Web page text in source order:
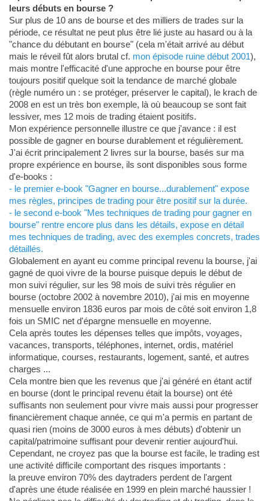
leurs débuts en bourse ?
Sur plus de 10 ans de bourse et des milliers de trades sur la
période, ce résultat ne peut plus être lié juste au hasard ou à la
"chance du débutant en bourse" (cela m'était arrivé au début
mais le réveil fût alors brutal cf. mon épisode ruine début 2001),
mais montre l'efficacité d'une approche en bourse pour être
toujours positif quelque soit la tendance de marché globale
(règle numéro un : se protéger, préserver le capital), le krach de
2008 en est un très bon exemple, là où beaucoup se sont fait
lessiver, mes 12 mois de trading étaient positifs.
Mon expérience personnelle illustre ce que j'avance : il est
possible de gagner en bourse durablement et régulièrement.
J'ai écrit principalement 2 livres sur la bourse, basés sur ma
propre expérience en bourse, ils sont disponibles sous forme
d'e-books :
- le premier e-book "Gagner en bourse...durablement" expose
mes règles, principes de trading pour être positif sur la durée.
- le second e-book "Mes techniques de trading pour gagner en
bourse" rentre encore plus dans les détails, expose en détail
mes techniques de trading, avec des exemples concrets, trades
détaillés.
Globalement en ayant eu comme principal revenu la bourse, j'ai
gagné de quoi vivre de la bourse puisque depuis le début de
mon suivi régulier, sur les 98 mois de suivi très régulier en
bourse (octobre 2002 à novembre 2010), j'ai mis en moyenne
mensuelle environ 1836 euros par mois de côté soit environ 1,8
fois un SMIC net d'épargne mensuelle en moyenne.
Cela après toutes les dépenses telles que impôts, voyages,
vacances, transports, téléphones, internet, ordis, matériel
informatique, courses, restaurants, logement, santé, et autres
charges ...
Cela montre bien que les revenus que j'ai généré en étant actif
en bourse (dont le principal revenu était la bourse) ont été
suffisants non seulement pour vivre mais aussi pour progresser
financièrement chaque année, ce qui m'a permis en partant de
quasi rien (moins de 3000 euros à mes débuts) d'obtenir un
capital/patrimoine suffisant pour devenir rentier aujourd'hui.
Cependant, ne croyez pas que la bourse est facile, le trading est
une activité difficile comportant des risques importants :
la preuve environ 70% des daytraders perdent de l'argent
d'après une étude réalisée en 1999 en plein marché haussier !